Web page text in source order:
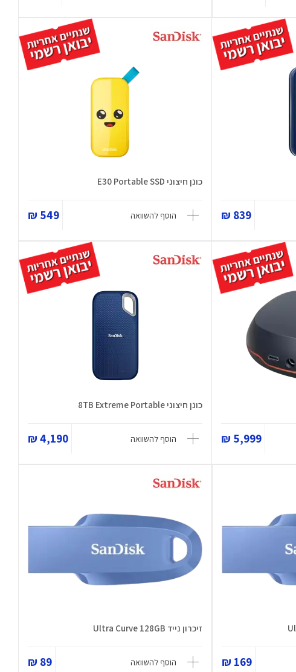
839 ₪
כונן חיצוני E30 Portable SSD
הוסף להשוואה 549 ₪
5,999 ₪
כונן חיצוני 8TB Extreme Portable
הוסף להשוואה 4,190 ₪
169 ₪
זיכרון נייד Ultra Curve 128GB
הוסף להשוואה 89 ₪